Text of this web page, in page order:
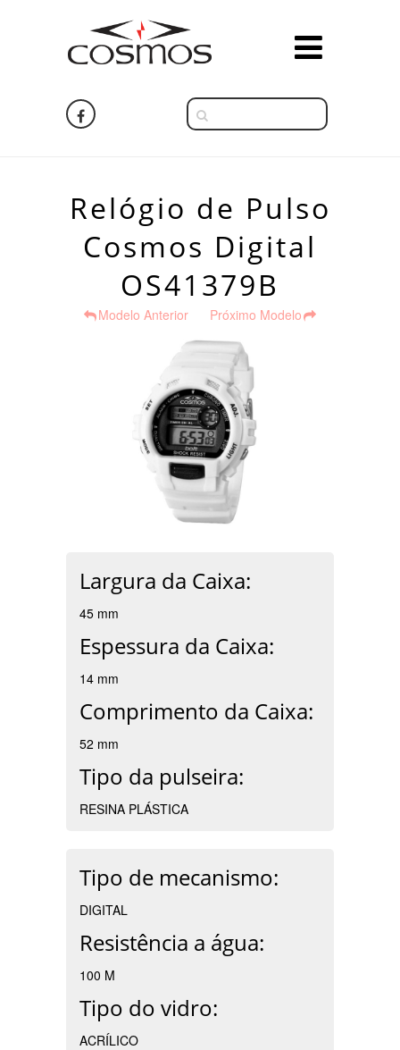
Relógio de Pulso
Cosmos Digital
OS41379B
Modelo Anterior Próximo Modelo
Largura da Caixa:
45 mm
Espessura da Caixa:
14 mm
Comprimento da Caixa:
52 mm
Tipo da pulseira:
RESINA PLÁSTICA
Tipo de mecanismo:
DIGITAL
Resistência a água:
100 M
Tipo do vidro:
ACRÍLICO